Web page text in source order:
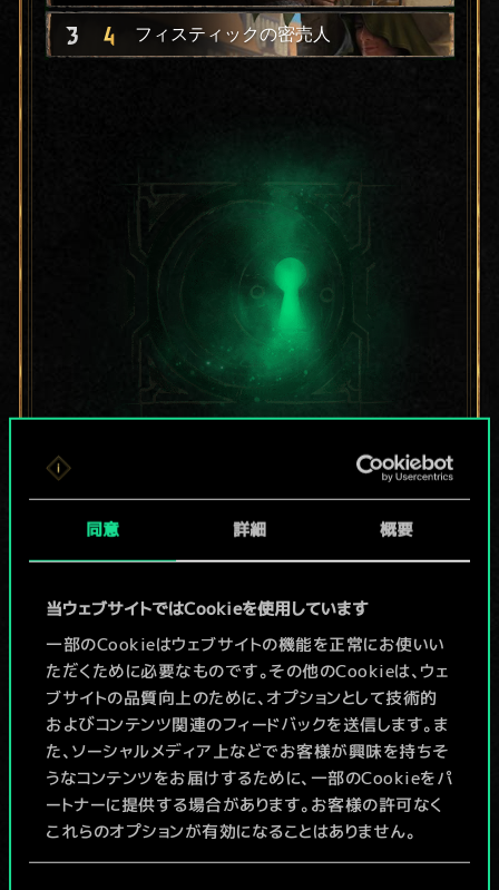
同意 詳細 概要
当ウェブサイトではCookieを使用しています
一部のCookieはウェブサイトの機能を正常にお使いい
ただくために必要なものです。その他のCookieは、ウェ
ブサイトの品質向上のために、オプションとして技術的
およびコンテンツ関連のフィードバックを送信します。ま
た、ソーシャルメディア上などでお客様が興味を持ちそ
うなコンテンツをお届けするために、一部のCookieをパ
ートナーに提供する場合があります。お客様の許可なく
これらのオプションが有効になることはありません。
3 4 フィスティックの密売人
現在はまだこれし
か共有デッキがあ
りませんが、
続々追加中！
デッキ名入力＆ガイドを作成
デッキを編集
/